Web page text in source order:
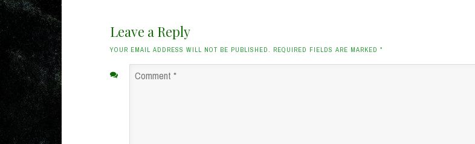
Leave a Reply
YOUR EMAIL ADDRESS WILL NOT BE PUBLISHED. REQUIRED FIELDS ARE MARKED *
Comment